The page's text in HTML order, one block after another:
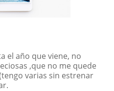
el año que viene, no
,que no me quede
varias sin estrenar